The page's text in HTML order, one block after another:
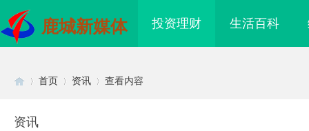
鹿城新媒体 投资理财 生活百科
首页 资讯 查看内容
资讯